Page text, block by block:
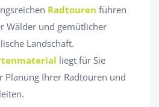
Radtouren führen
Wälder und gemütlicher
Landschaft.
liegt für Sie
Planung Ihrer Radtouren und